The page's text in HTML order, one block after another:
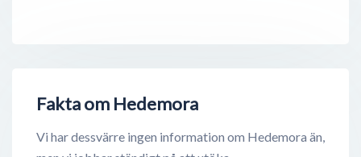
Fakta om Hedemora
Vi har dessvärre ingen information om Hedemora än,